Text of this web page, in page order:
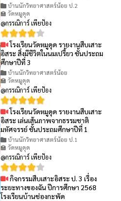
บ้านนักวิทยาศาสตร์น้อย ป.2
🏫 วัดหมูดุด
@กรรณิการ์ เพียป้อง
โรงเรียนวัดหมูดุด รายงานสืบเสาะ
อิสระ สิ่งมีชีวิตในนมเปรี้ยว ชั้นประถม
ศึกษาปีที่ 3
บ้านนักวิทยาศาสตร์น้อย
🏫 วัดหมูดุด
@กรรณิการ์ เพียป้อง
โรงเรียนวัดหมูดุด รายงานสืบเสาะ
อิสระ เล่นเส้นภาพจากธรรมชาติ
มหัศจรรย์ ชั้นประถมศึกษาปีที่ 1
บ้านนักวิทยาศาสตร์น้อย ป.1
🏫 วัดหมูดุด
@กรรณิการ์ เพียป้อง
กิจกรรมสืบเสาะอิสระ ป. 3 เรื่อง
ระยะทางของฉัน ปีการศึกษา 2568
โรงเรียนบ้านช่องกะพัด